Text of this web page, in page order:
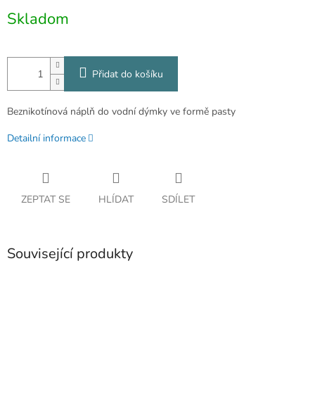
cena:
Skladom
Přidat do košíku
Beznikotínová náplň do vodní dýmky ve formě pasty
Detailní informace
ZEPTAT SE HLÍDAT SDÍLET
Související produkty